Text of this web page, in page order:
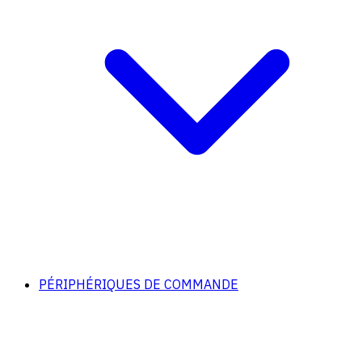
PÉRIPHÉRIQUES DE COMMANDE